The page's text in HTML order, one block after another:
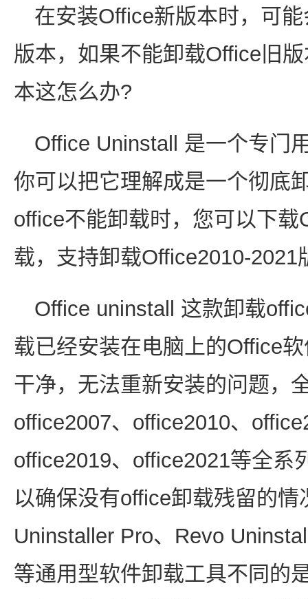
在安装Office新版本时，可
版本，如果不能卸载Office旧
本这怎么办?
Office Uninstall 是一个专门
你可以把它理解成是一个彻底
office不能卸载时，您可以下
载，支持卸载Office2010-2021
Office uninstall 这款卸载
载已经安装在电脑上的Office
干净，无法重新安装的问题，
office2007、office2010、
office2019、office2021等全系
以确保没有office卸载残留的情
Uninstaller Pro、Revo
等通用型软件卸载工具不同的